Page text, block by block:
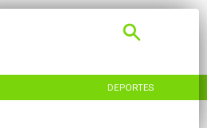
DEPORTES